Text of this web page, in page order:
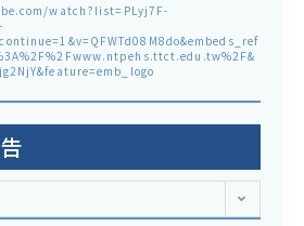
watch?list=PLyj7F-